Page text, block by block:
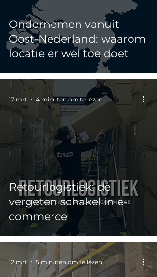
Ondernemen vanuit
Oost-Nederland: waarom
locatie er wél toe doet
Retourlogistiek: de
vergeten schakel in e-
commerce
17 mrt 4 minuten om te lezen
12 mrt 5 minuten om te lezen